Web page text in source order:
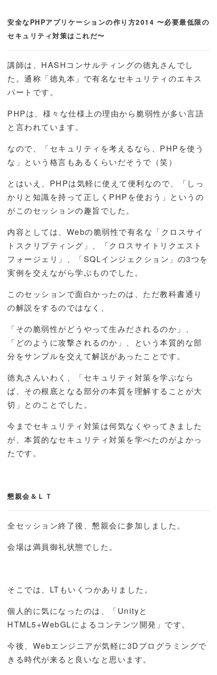
安全なPHPアプリケーションの作り方2014 〜必要最低限の
セキュリティ対策はこれだ〜
講師は、HASHコンサルティングの徳丸さんでし
た。通称「徳丸本」で有名なセキュリティのエキス
パートです。
PHPは、様々な仕様上の理由から脆弱性が多い言語
と言われています。
なので、「セキュリティを考えるなら、PHPを使う
な」という格言もあるくらいだそうで（笑）
とはいえ、PHPは気軽に使えて便利なので、「しっ
かりと知識を持って正しくPHPを使おう」というの
がこのセッションの趣旨でした。
内容としては、Webの脆弱性で有名な「クロスサイ
トスクリプティング」、「クロスサイトリクエスト
フォージェリ」、「SQLインジェクション」の3つを
実例を交えながら学ぶものでした。
このセッションで面白かったのは、ただ教科書通り
の解説をするのではなく、
「その脆弱性がどうやって生みだされるのか」、
「どのように攻撃されるのか」、という本質的な部
分をサンプルを交えて解説があったことです。
徳丸さんいわく、「セキュリティ対策を学ぶなら
ば、その根底となる部分の本質を理解することが大
切」とのことでした。
今までセキュリティ対策は何気なくやってきました
が、本質的なセキュリティ対策を学べたのがよかっ
たです。
懇親会＆ＬＴ
全セッション終了後、懇親会に参加しました。
会場は満員御礼状態でした。
そこでは、LTもいくつかありました。
個人的に気になったのは、「Unityと
HTML5+WebGLによるコンテンツ開発」です。
今後、Webエンジニアが気軽に3Dプログラミングで
きる時代が来ると良いなと思います。